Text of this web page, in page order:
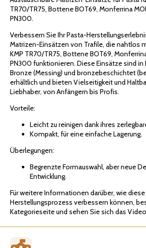
TR70/TR75, Bottene BOT69, Monferrina
PN300.
Verbessern Sie Ihr Pasta-
Matrizen-Einsätzen von Trafile, die nahtlos
KMP TR70/TR75, Bottene BOT69,
PN300 funktionieren. Diese Einsätze sind in
Bronze (Messing) und bronzebeschichtet
erhältlich und bieten Vielseitigkeit und
Liebhaber, von Anfängern bis Profis.
Vorteile:
Leicht zu reinigen dank ihres
Kompakt, für eine einfache Lagerung.
Überlegungen:
Begrenzte Formauswahl, aber neue
Entwicklung.
Für weitere Informationen darüber, wie
Herstellungsprozess verbessern können,
Kategorieseite und sehen Sie sich das